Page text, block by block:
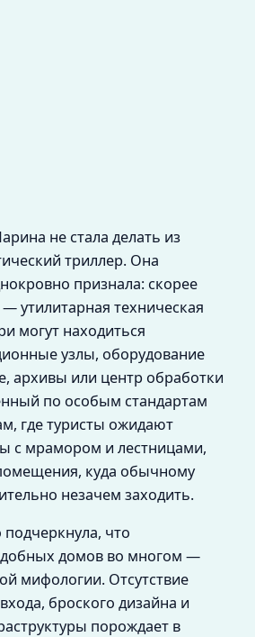
не стала делать из
триллер. Она
признала: скорее
утилитарная техническая
могут находиться
узлы, оборудование
архивы или центр обработки
по особым стандартам
где туристы ожидают
с мрамором и лестницами,
куда обычному
незачем заходить.
что
домов во многом —
мифологии. Отсутствие
броского дизайна и
порождает в